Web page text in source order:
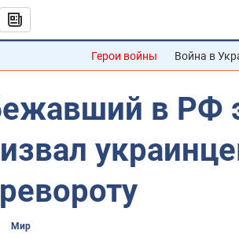
Герои войны Война в
в РФ
Мир